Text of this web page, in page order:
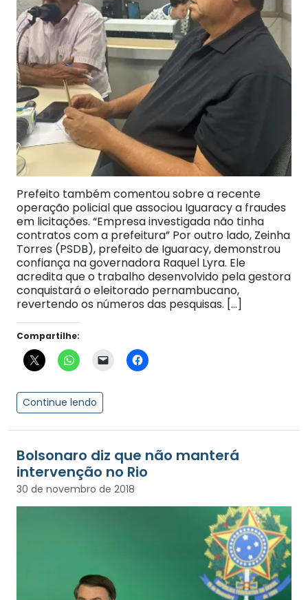
Prefeito também comentou sobre a recente
operação policial que associou Iguaracy a fraudes
em licitações. “Empresa investigada não tinha
contratos com a prefeitura” Por outro lado, Zeinha
Torres (PSDB), prefeito de Iguaracy, demonstrou
confiança na governadora Raquel Lyra. Ele
acredita que o trabalho desenvolvido pela gestora
conquistará o eleitorado pernambucano,
revertendo os números das pesquisas. […]
Compartilhe:
Continue lendo
Bolsonaro diz que não manterá
intervenção no Rio
30 de novembro de 2018